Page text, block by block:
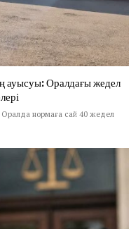
ауысуы: Оралдағы жедел
нормаға сай 40 жедел